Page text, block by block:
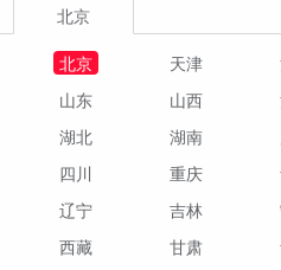
北京
北京
天津
山东
山西
湖北
湖南
四川
重庆
辽宁
吉林
西藏
甘肃